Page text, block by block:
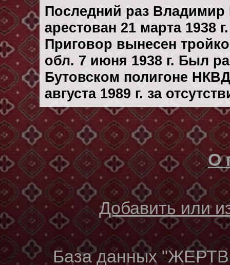
Последний раз
арестован 21 марта 1938 г.
Приговор вынесен
обл. 7 июня 1938 г. Был
Бутовском полигоне
августа 1989 г. за
О
Добавить или
База данных